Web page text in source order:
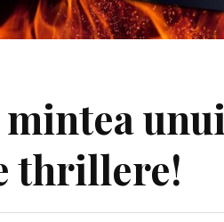
mintea unui
thrillere!